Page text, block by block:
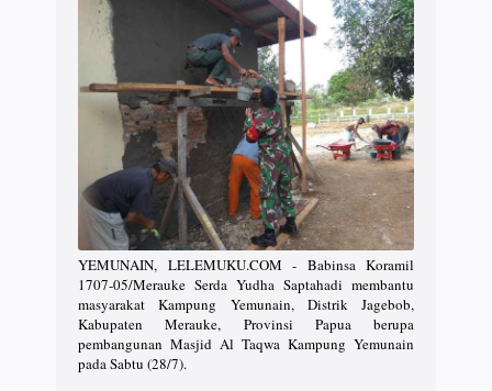
YEMUNAIN, LELEMUKU.COM - Babinsa Koramil
1707-05/Merauke Serda Yudha Saptahadi membantu
masyarakat Kampung Yemunain, Distrik Jagebob,
Kabupaten Merauke, Provinsi Papua berupa
pembangunan Masjid Al Taqwa Kampung Yemunain
pada Sabtu (28/7).